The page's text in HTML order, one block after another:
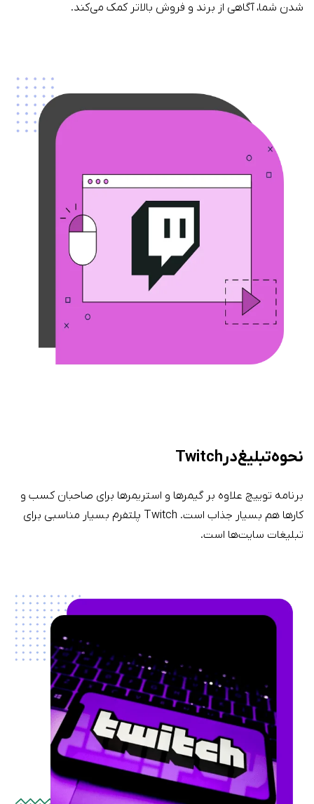
شدن شما، آگاهی از برند و فروش بالاتر کمک می‌کند.
نحوه تبلیغ در Twitch
برنامه توییچ علاوه بر گیمرها و استریمرها برای صاحبان کسب و
کارها هم بسیار جذاب است. Twitch پلتفرم بسیار مناسبی برای
تبلیغات سایت‌ها است.